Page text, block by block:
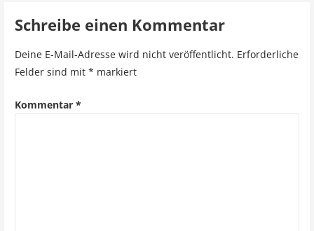
a
Schreibe einen Kommentar
Deine E-Mail-Adresse wird nicht veröffentlicht. Erforderliche
Felder sind mit * markiert
Kommentar *